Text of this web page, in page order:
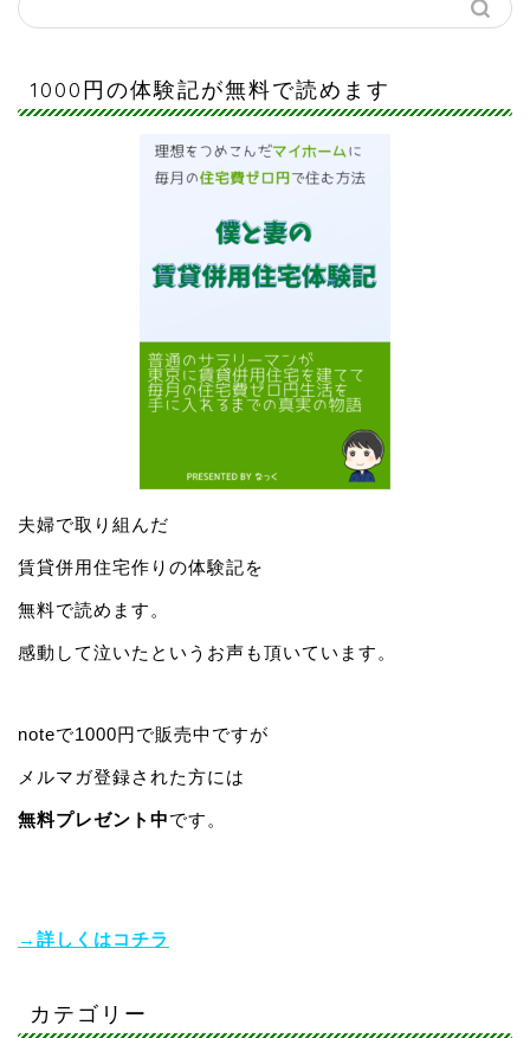
1000円の体験記が無料で読めます
夫婦で取り組んだ
賃貸併用住宅作りの体験記を
無料で読めます。
感動して泣いたというお声も頂いています。
noteで1000円で販売中ですが
メルマガ登録された方には
無料プレゼント中です。
→詳しくはコチラ
カテゴリー